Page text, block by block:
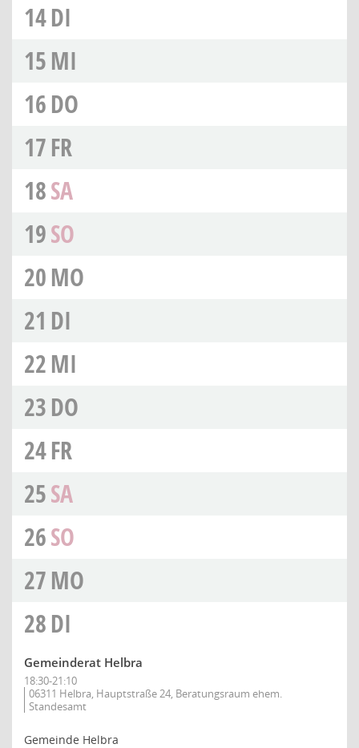
14DI
15MI
16DO
17FR
18SA
19SO
20MO
21 DI
22MI
23DO
24FR
25SA
26SO
27MO
28DI
Gemeinderat Helbra
18:30-21:10
06311 Helbra, Hauptstraße 24, Beratungsraum ehem.
Standesamt
Gemeinde Helbra